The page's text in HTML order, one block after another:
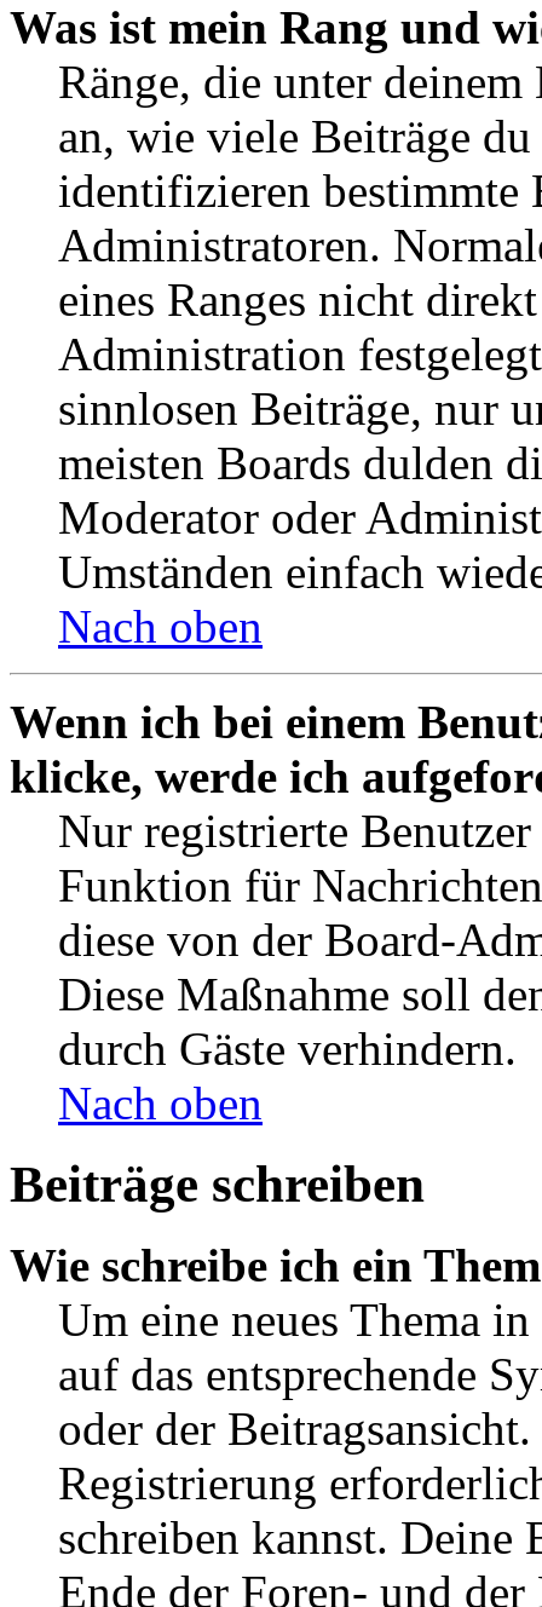
Was ist mein Rang und
Ränge, die unter deinem
an, wie viele Beiträge
identifizieren bestimmte
Administratoren.
eines Ranges nicht
Administration
sinnlosen Beiträge, nur
meisten Boards dulden
Moderator oder
Umständen einfach
Nach oben
Wenn ich bei einem
klicke, werde ich
Nur registrierte
Funktion für
diese von der Board-
Diese Maßnahme soll
durch Gäste verhindern.
Nach oben
Beiträge schreiben
Wie schreibe ich ein
Um eine neues Thema
auf das entsprechende
oder der
Registrierung
schreiben kannst. Deine
Ende der Foren- und